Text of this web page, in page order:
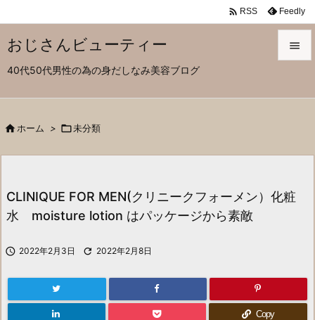
おじさんビューティー
40代50代男性の為の身だしなみ美容ブログ

次へ
 RSS Feedly
 ホーム > 未分類
CLINIQUE FOR MEN(クリニークフォーメン）化粧
水 moisture lotion はパッケージから素敵
 2022年2月3日  2022年2月8日
Copy